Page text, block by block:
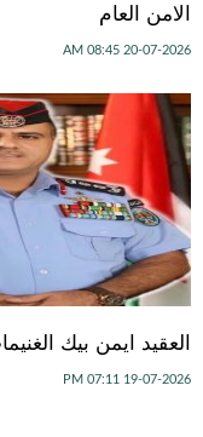
الامن العام
20-07-2026 08:45 AM
العقيد ايمن بيك
19-07-2026 07:11 PM